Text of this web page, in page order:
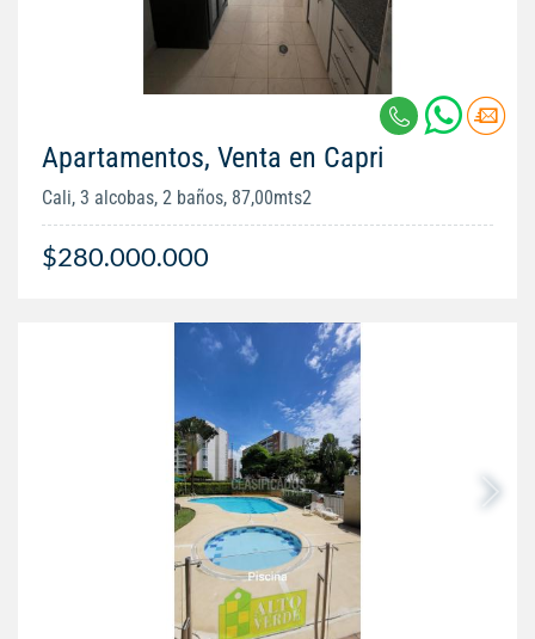
Apartamentos, Venta en Capri
Cali, 3 alcobas, 2 baños, 87,00mts2
$280.000.000